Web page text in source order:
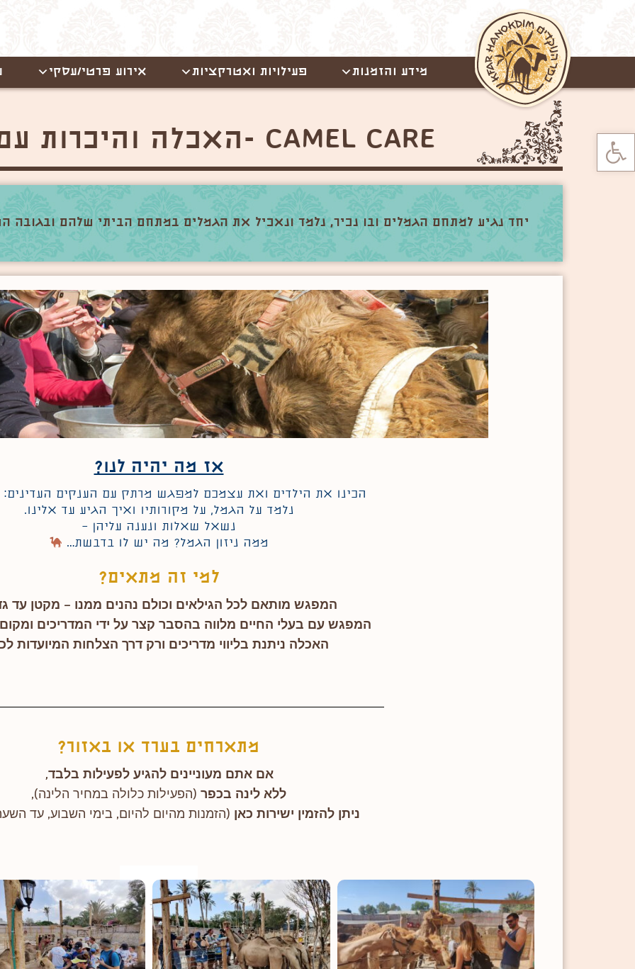
פתח סרגל נגישות
מידע והזמנות פעילויות ואטרקציות אירוע פרטי/עסקי
CAMEL CARE -האכלה והיכרות עם הגמלים
יחד נגיע למתחם הגמלים ובו נכיר, נלמד ונאכיל את הגמלים במתחם הביתי שלהם ובגובה
אז מה יהיה לנו?
הכינו את הילדים ואת עצמכם למפגש מרתק עם הענקים
נלמד על הגמל, על מקורותיו ואיך הגיע עד אלינו.
נשאל שאלות ונענה עליהן –
ממה ניזון הגמל? מה יש לו בדבשת…
למי זה מתאים?
המפגש מותאם לכל הגילאים וכולם נהנים ממנו – מקטן עד
המפגש עם בעלי החיים מלווה בהסבר קצר על ידי המדריכים
האכלה ניתנת בליווי מדריכים ורק דרך הצלחות המיועדות
מתארחים בערד או באזור?
אם אתם מעוניינים להגיע לפעילות בלבד,
ללא לינה בכפר (הפעילות כלולה במחיר הלינה),
ניתן להזמין ישירות כאן (הזמנות מהיום להיום, בימי השבוע, עד השעה